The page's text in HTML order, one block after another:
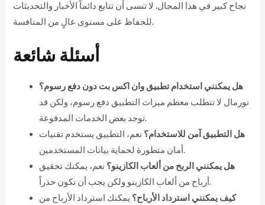
نجاح كبير في هذا المجال. لا تنسى أن تتابع دائماً الأخبار والتحديثات
للحفاظ على مستوى عالٍ من المنافسة.
أسئلة شائعة
هل يمكنني استخدام تطبيق وان اكس بت دون دفع رسوم؟
نورمال لا تتطلب معظم ميزات التطبيق دفع رسوم، ولكن قد
توجد بعض الخدمات المدفوعة.
هل التطبيق آمن للاستخدام؟ نعم، التطبيق يستخدم تقنيات
أمان متطورة لحماية بيانات المستخدمين.
هل يمكنني الربح من ألعاب الكازينو؟ نعم، يمكنك تحقيق
أرباح من ألعاب الكازينو ولكن يجب أن تكون حذراً.
كيف يمكنني استرداد الأرباح؟ يمكنك استرداد الأرباح من